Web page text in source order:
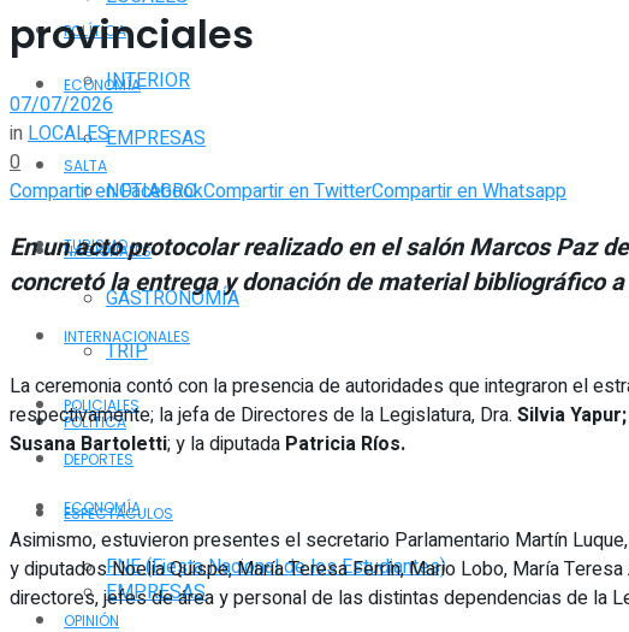
POLÍTICA
ECONOMÍA
EMPRESAS
NOTIAGRO
TURISMO
GASTRONOMÍA
TRIP
POLICIALES
DEPORTES
ESPECTÁCULOS
FNE (Fiesta Nacional de los Estudiantes)
OPINIÓN
INTERIOR
SALTA
NACIONALES
INTERNACIONALES
POLÍTICA
ECONOMÍA
EMPRESAS
provinciales
07/07/2026
inLOCALES
0
Compartir en FacebookCompartir en TwitterCompartir en Whatsapp
En un acto protocolar realizado en el salón Marcos Paz
concretó la entrega y donación de material bibliográfico
La ceremonia contó con la presencia de autoridades que integraron el
respectivamente; la jefa de Directores de la Legislatura, Dra. Silvia Yapur;
Susana Bartoletti; y la diputada Patricia Ríos.
Asimismo, estuvieron presentes el secretario Parlamentario Martín
y diputados Noelia Quispe, María Teresa Ferrín, Mario Lobo, María
directores, jefes de área y personal de las distintas dependencias de la